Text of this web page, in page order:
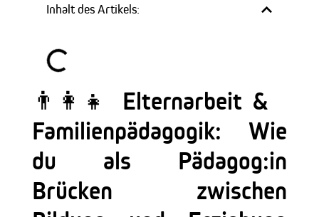
Inhalt des Artikels:
👨‍👩‍👧 Elternarbeit &
Familienpädagogik: Wie
du als Pädagog:in
Brücken zwischen